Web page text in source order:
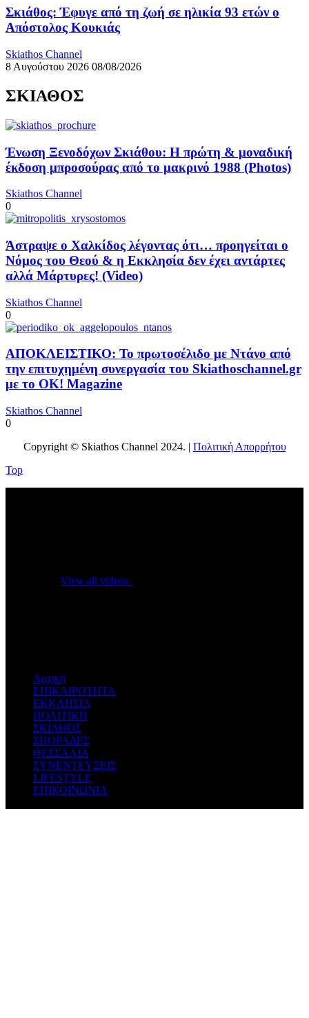
Σκιάθος: Έφυγε από τη ζωή σε ηλικία 93 ετών ο
Απόστολος Κουκιάς
Skiathos Channel
8 Αυγούστου 2026 08/08/2026
ΣΚΙΑΘΟΣ
Ένωση Ξενοδόχων Σκιάθου: Η πρώτη & μοναδική
έκδοση μπροσούρας από το μακρινό 1988 (Photos)
Skiathos Channel
0
Άστραψε ο Χαλκίδος λέγοντας ότι… προηγείται ο
Νόμος του Θεού & η Εκκλησία δεν έχει αντάρτες
αλλά Μάρτυρες! (Video)
Skiathos Channel
0
ΑΠΟΚΛΕΙΣΤΙΚΟ: Το πρωτοσέλιδο με Ντάνο από
την επιτυχημένη συνεργασία του Skiathoschannel.gr
με το OK! Magazine
Skiathos Channel
0
Copyright © Skiathos Channel 2024. | Πολιτική Απορρήτου
Top
View all videos
Αρχική
ΕΠΙΚΑΙΡΟΤΗΤΑ
ΕΚΚΛΗΣΙΑ
ΠΟΛΙΤΙΚΗ
ΣΚΙΑΘΟΣ
ΣΠΟΡΑΔΕΣ
ΘΕΣΣΑΛΙΑ
ΣΥΝΕΝΤΕΥΞΕΙΣ
LIFESTYLE
ΕΠΙΚΟΙΝΩΝΙΑ